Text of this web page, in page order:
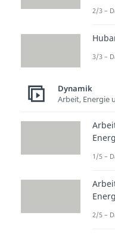
Art
Ein
das
2/3 –
3/3 –
Dynamik
Arbeit, Energie
1/5 –
2/5 –